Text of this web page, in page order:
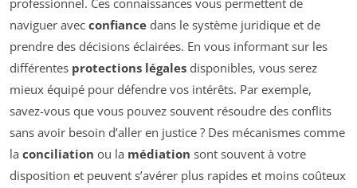
professionnel. Ces connaissances vous permettent de
naviguer avec confiance dans le système juridique et de
prendre des décisions éclairées. En vous informant sur les
différentes protections légales disponibles, vous serez
mieux équipé pour défendre vos intérêts. Par exemple,
savez-vous que vous pouvez souvent résoudre des conflits
sans avoir besoin d’aller en justice ? Des mécanismes comme
la conciliation ou la médiation sont souvent à votre
disposition et peuvent s’avérer plus rapides et moins coûteux